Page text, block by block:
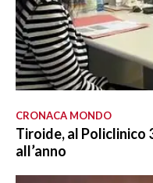
CRONACA MONDO
Tiroide, al Policlinico
all’anno